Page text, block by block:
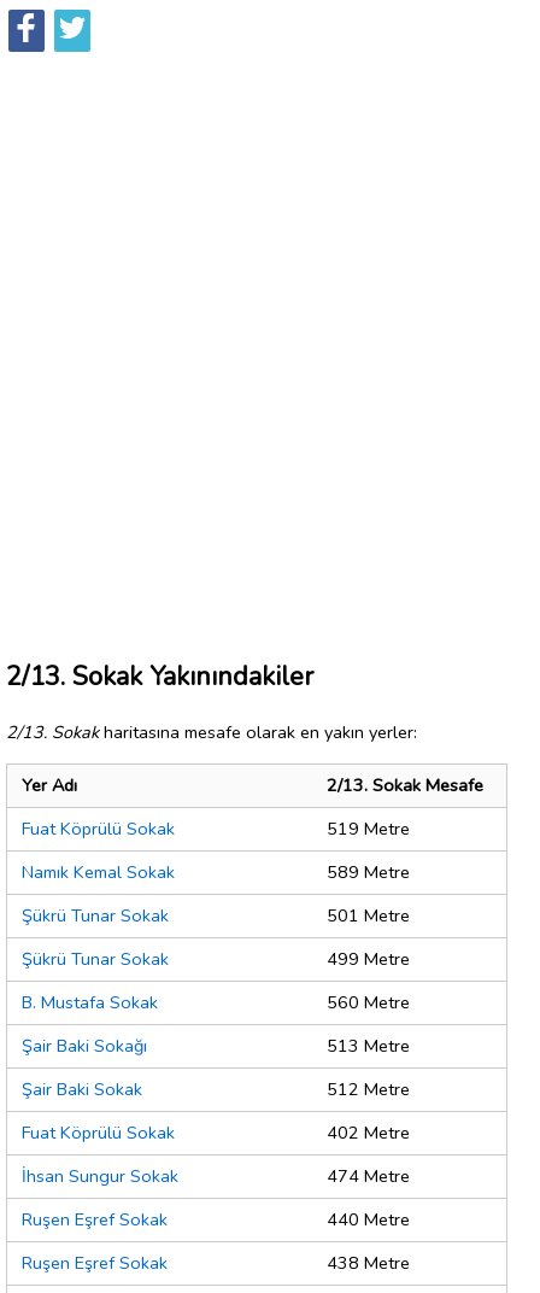
2/13. Sokak Yakınındakiler
2/13. Sokakharitasına mesafe olarak en yakın yerler:
Yer Adı
2/13. Sokak Mesafe
Fuat Köprülü Sokak
519 Metre
Namık Kemal Sokak
589 Metre
Şükrü Tunar Sokak
501 Metre
Şükrü Tunar Sokak
499 Metre
B. Mustafa Sokak
560 Metre
Şair Baki Sokağı
513 Metre
Şair Baki Sokak
512 Metre
Fuat Köprülü Sokak
402 Metre
İhsan Sungur Sokak
474 Metre
Ruşen Eşref Sokak
440 Metre
Ruşen Eşref Sokak
438 Metre